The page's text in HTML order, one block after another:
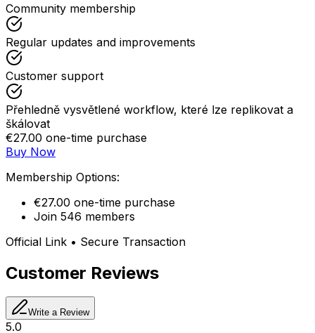
Community membership
Regular updates and improvements
Customer support
Přehledně vysvětlené workflow, které lze replikovat a
škálovat
€27.00 one-time purchase
Buy Now
Membership Options:
€27.00 one-time purchase
Join 546 members
Official Link • Secure Transaction
Customer Reviews
Write a Review
5.0